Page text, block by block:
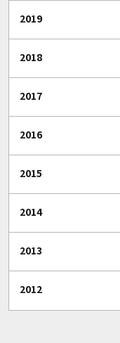
2019
2018
2017
2016
2015
2014
2013
2012